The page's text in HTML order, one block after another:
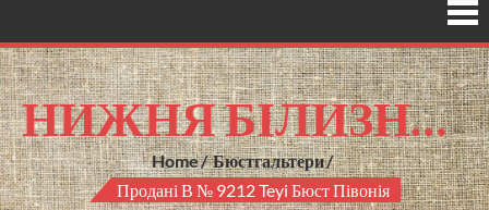
НИЖНЯ БІЛИЗНА ГУРТОМ
Home
Бюстгальтери
Продані В № 9212 Teyi Бюст Півонія